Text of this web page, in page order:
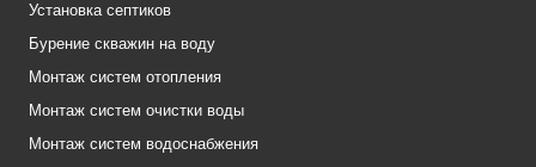
Установка септиков
Бурение скважин на воду
Монтаж систем отопления
Монтаж систем очистки воды
Монтаж систем водоснабжения